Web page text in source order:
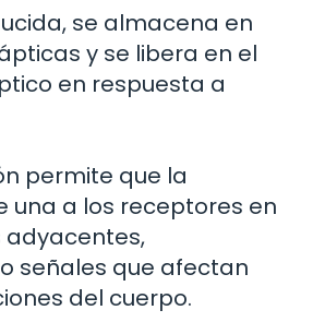
se almacena en
y se libera en el
en respuesta a
permite que la
una a los receptores en
adyacentes,
señales que afectan
del cuerpo.